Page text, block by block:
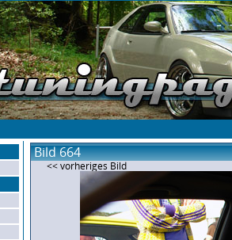
Bild 664
<< vorheriges Bild